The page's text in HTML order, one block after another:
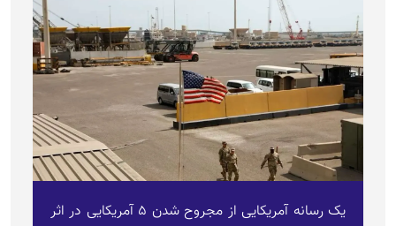
یک رسانه آمریکایی از مجروح شدن ۵ آمریکایی در اثر